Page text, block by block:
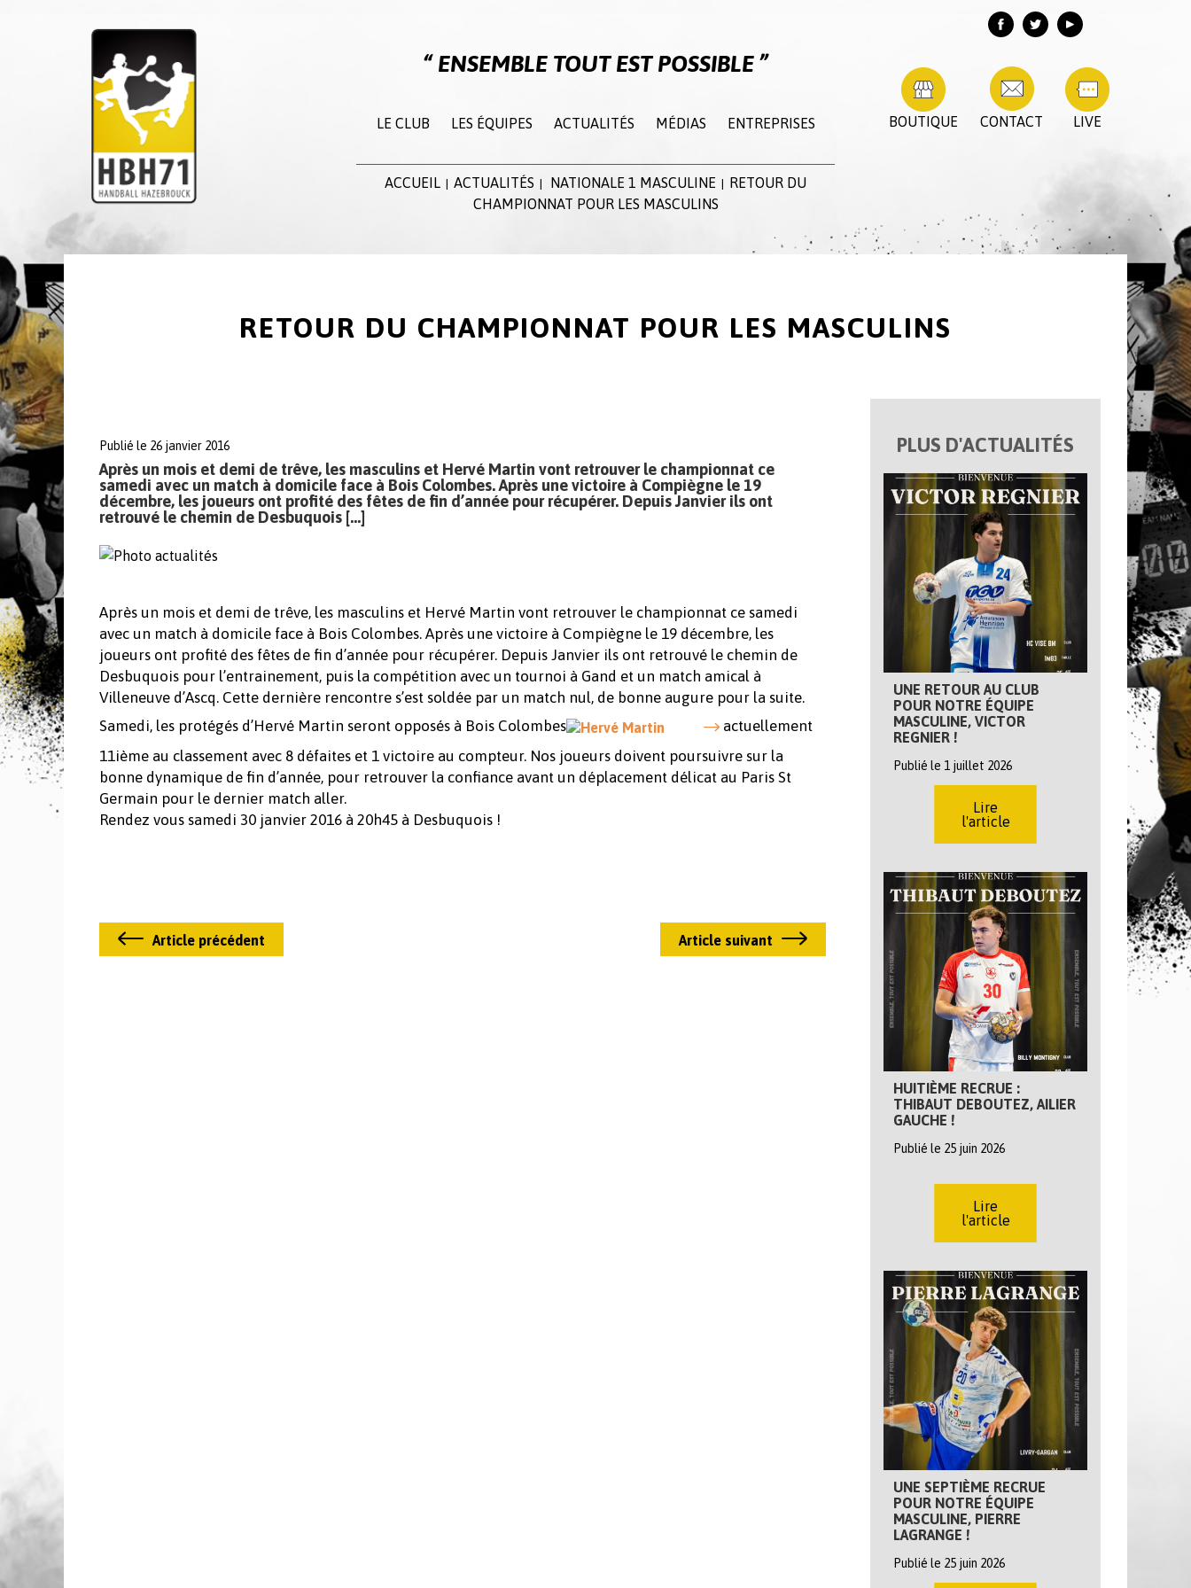
ENSEMBLE TOUT EST POSSIBLE
LE CLUB LES ÉQUIPES ACTUALITÉS MÉDIAS ENTREPRISES
ACCUEIL ACTUALITÉS NATIONALE 1 MASCULINE
RETOUR DU
CHAMPIONNAT POUR LES MASCULINS
LIVE
CONTACT
BOUTIQUE
RETOUR DU CHAMPIONNAT POUR LES MASCULINS
Publié le 26 janvier 2016
Après un mois et demi de trêve, les masculins et Hervé Martin vont retrouver le championnat ce
samedi avec un match à domicile face à Bois Colombes. Après une victoire à Compiègne le 19
décembre, les joueurs ont profité des fêtes de fin d’année pour récupérer. Depuis Janvier ils ont
retrouvé le chemin de Desbuquois […]
Après un mois et demi de trêve, les masculins et Hervé Martin vont retrouver le championnat ce samedi
avec un match à domicile face à Bois Colombes. Après une victoire à Compiègne le 19 décembre, les
joueurs ont profité des fêtes de fin d’année pour récupérer. Depuis Janvier ils ont retrouvé le chemin de
Desbuquois pour l’entrainement, puis la compétition avec un tournoi à Gand et un match amical à
Villeneuve d’Ascq. Cette dernière rencontre s’est soldée par un match nul, de bonne augure pour la suite.
Samedi, les protégés d’Hervé Martin seront opposés à Bois Colombes
actuellement
11ième au classement avec 8 défaites et 1 victoire au compteur. Nos joueurs doivent poursuivre sur la
bonne dynamique de fin d’année, pour retrouver la confiance avant un déplacement délicat au Paris St
Germain pour le dernier match aller.
Rendez vous samedi 30 janvier 2016 à 20h45 à Desbuquois !
Article précédent Article suivant
PLUS D'ACTUALITÉS
UNE RETOUR AU CLUB
POUR NOTRE ÉQUIPE
MASCULINE, VICTOR
REGNIER !
Publié le 1 juillet 2026
Lire
l'article
HUITIÈME RECRUE :
THIBAUT DEBOUTEZ, AILIER
GAUCHE !
Publié le 25 juin 2026
Lire
l'article
UNE SEPTIÈME RECRUE
POUR NOTRE ÉQUIPE
MASCULINE, PIERRE
LAGRANGE !
Publié le 25 juin 2026